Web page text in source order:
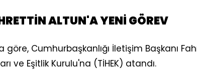
ALTUN'A YENİ GÖREV
göre, Cumhurbaşkanlığı İletişim Başkanı
ve Eşitlik Kurulu'na (TİHEK) atandı.